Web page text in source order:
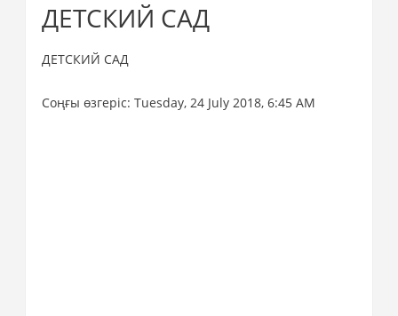
ДЕТСКИЙ САД
ДЕТСКИЙ САД
Соңғы өзгеріс: Tuesday, 24 July 2018, 6:45 AM